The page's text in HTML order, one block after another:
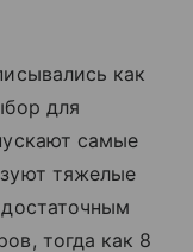
как
для
самые
тяжелые
тогда как 8